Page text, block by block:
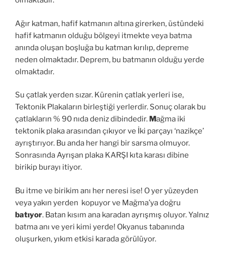
Ağır katman, hafif katmanın altına girerken, üstündeki
hafif katmanın olduğu bölgeyi itmekte veya batma
anında oluşan boşluğa bu katman kırılıp, depreme
neden olmaktadır. Deprem, bu batmanın olduğu yerde
olmaktadır.
Su çatlak yerden sızar. Kürenin çatlak yerleri ise,
Tektonik Plakaların birleştiği yerlerdir. Sonuç olarak bu
çatlakların % 90 nıda deniz dibindedir. Mağma iki
tektonik plaka arasından çıkıyor ve İki parçayı ‘nazikçe’
ayrıştırıyor. Bu anda her hangi bir sarsma olmuyor.
Sonrasında Ayrışan plaka KARŞI kıta karası dibine
birikip burayı itiyor.
Bu itme ve birikim anı her neresi ise! O yer yüzeyden
veya yakın yerden kopuyor ve Mağma’ya doğru
batıyor. Batan kısım ana karadan ayrışmış oluyor. Yalnız
batma anı ve yeri kimi yerde! Okyanus tabanında
oluşurken, yıkım etkisi karada görülüyor.